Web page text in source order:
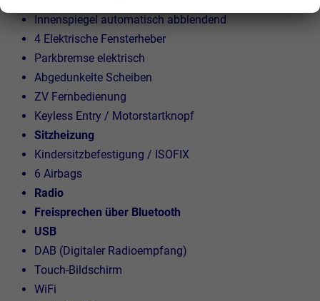
Innenspiegel automatisch abblendend
4 Elektrische Fensterheber
Parkbremse elektrisch
Abgedunkelte Scheiben
ZV Fernbedienung
Keyless Entry / Motorstartknopf
Sitzheizung
Kindersitzbefestigung / ISOFIX
6 Airbags
Radio
Freisprechen über Bluetooth
USB
DAB (Digitaler Radioempfang)
Touch-Bildschirm
WiFi